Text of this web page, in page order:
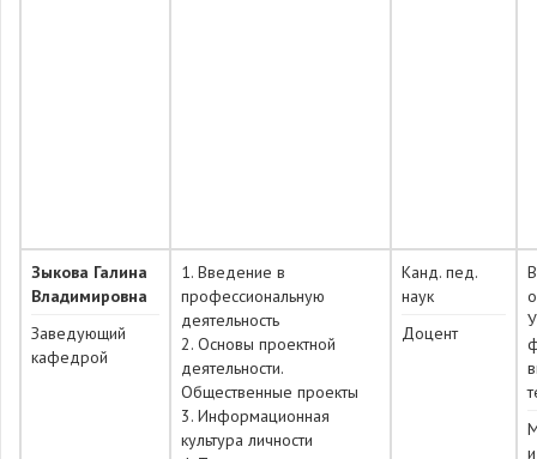
Зыкова Галина
Владимировна
Заведующий
кафедрой
1. Введение в
профессиональную
деятельность
2. Основы проектной
деятельности.
Общественные проекты
3. Информационная
культура личности
Канд. пед.
наук
Доцент